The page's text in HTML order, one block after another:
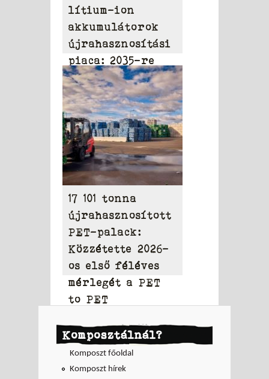
lítium-ion
akkumulátorok
újrahasznosítási
piaca: 2035-re
elérheti a 31,95
milliárd dollárt
17 101 tonna
újrahasznosított
PET-palack:
Közzétette 2026-
os első féléves
mérlegét a PET
to PET
Komposztálnál?
Komposzt főoldal
Komposzt hírek